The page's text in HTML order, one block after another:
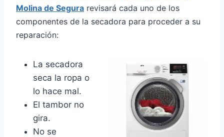
Molina de Segura revisará cada uno de los
componentes de la secadora para proceder a su
reparación:
La secadora
seca la ropa o
lo hace mal.
El tambor no
gira.
No se